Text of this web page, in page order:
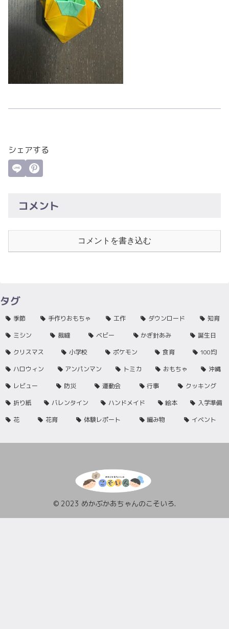
シェアする
コメント
コメントを書き込む
タグ
季節 手作りおもちゃ 工作 ダウンロード
知育
ミシン
裁縫 ベビー かぎ針あみ
誕生日
クリスマス
小学校 ポケモン 食育
100均
ハロウィン
アンパンマン トミカ おもちゃ
沖縄
レビュー
防災 運動会 行事
クッキング
折り紙
バレンタイン ハンドメイド 絵本
入学準備
花
花育 体験レポート 編み物 イベント
© 2023 めかぶかあちゃんのこそいろ.